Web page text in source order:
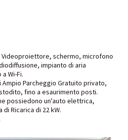
Videoproiettore, schermo, microfono
impianto di aria
Wi-Fi.
Ampio Parcheggio Gratuito privato,
fino a esaurimento posti.
possiedono un'auto elettrica,
di Ricarica di 22 kW.